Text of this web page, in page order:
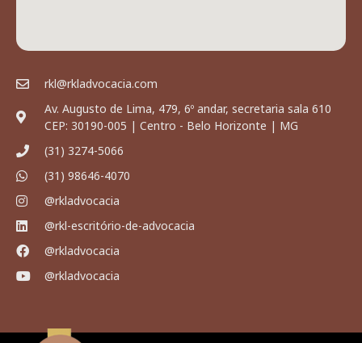
rkl@rkladvocacia.com
Av. Augusto de Lima, 479, 6º andar, secretaria sala 610
CEP: 30190-005 | Centro - Belo Horizonte | MG
(31) 3274-5066
(31) 98646-4070
@rkladvocacia
@rkl-escritório-de-advocacia
@rkladvocacia
@rkladvocacia